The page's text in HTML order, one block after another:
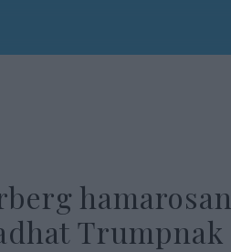
hamarosan
Trumpnak